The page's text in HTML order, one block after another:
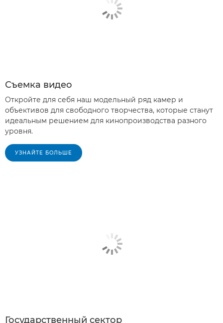
Съемка видео
Откройте для себя наш модельный ряд камер и
объективов для свободного творчества, которые станут
идеальным решением для кинопроизводства разного
уровня.
УЗНАЙТЕ БОЛЬШЕ
Государственный сектор